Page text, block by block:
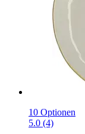
10 Optionen
5.0 (4)